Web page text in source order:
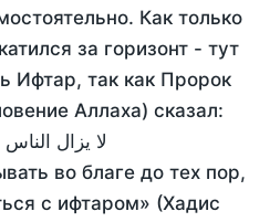
Как только
за горизонт - тут
Ифтар, так как Пророк
Аллаха) сказал:
لا يزال
во благе до тех пор,
с ифтаром» (Хадис